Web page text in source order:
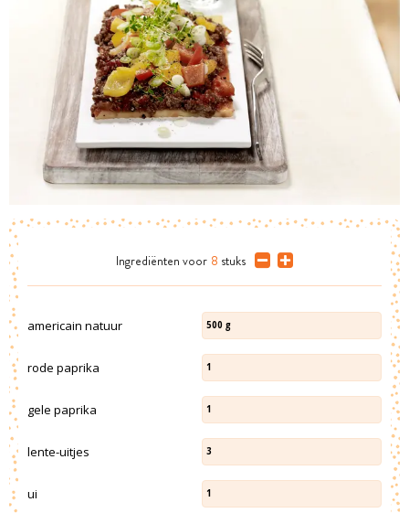
Ingrediënten voor 8 stuks
americain natuur 500 g
rode paprika 1
gele paprika 1
lente-uitjes 3
ui 1